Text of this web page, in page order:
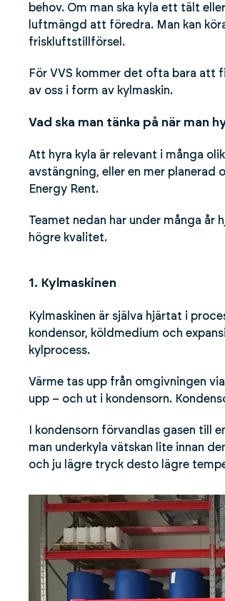
behov. Om man ska kyla ett tält
luftmängd att föredra. Man kan
friskluftstillförsel.
För VVS kommer det ofta bara att
av oss i form av kylmaskin.
Vad ska man tänka på när man
Att hyra kyla är relevant i många
avstängning, eller en mer planerad
Energy Rent.
Teamet nedan har under många år
högre kvalitet.
1. Kylmaskinen
Kylmaskinen är själva hjärtat i
kondensor, köldmedium och
kylprocess.
Värme tas upp från omgivningen
upp – och ut i kondensorn.
I kondensorn förvandlas gasen till
man underkyla vätskan lite innan
och ju lägre tryck desto lägre